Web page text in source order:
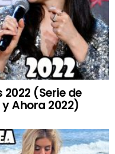
2022 (Serie de
Ahora 2022)